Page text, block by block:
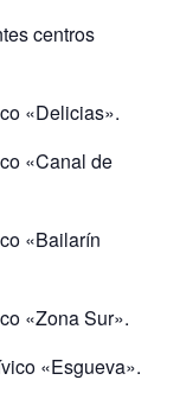
centros
«Delicias».
«Canal de
«Bailarín
«Zona Sur».
«Esgueva».